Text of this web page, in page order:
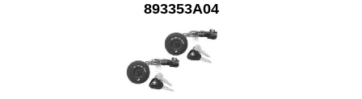
893353A04